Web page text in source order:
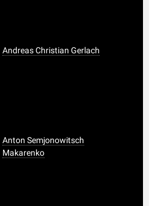
Andreas Christian Gerlach
Anton Semjonowitsch
Makarenko